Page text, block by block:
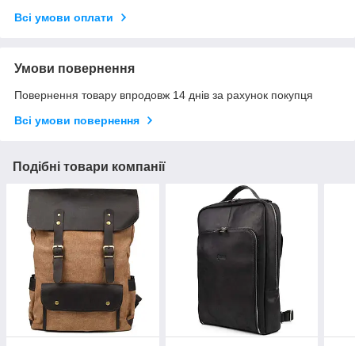
Всі умови оплати
Умови повернення
Повернення товару впродовж 14 днів за рахунок покупця
Всі умови повернення
Подібні товари компанії